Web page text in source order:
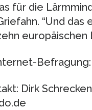
für die
“Und
europäischen
Dirk